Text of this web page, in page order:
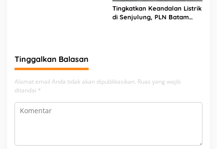
Tingkatkan Keandalan Listrik
di Senjulung, PLN Batam
Tinggalkan Balasan
Alamat email Anda tidak akan dipublikasikan. Ruas yang wajib
ditandai *